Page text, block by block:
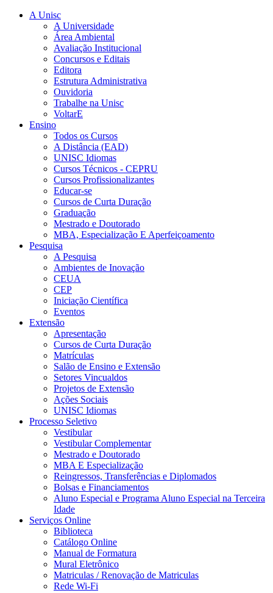
A Unisc
A Universidade
Área Ambiental
Avaliação Institucional
Concursos e Editais
Editora
Estrutura Administrativa
Ouvidoria
Trabalhe na Unisc
VoltarE
Ensino
Todos os Cursos
A Distância (EAD)
UNISC Idiomas
Cursos Técnicos - CEPRU
Cursos Profissionalizantes
Educar-se
Cursos de Curta Duração
Graduação
Mestrado e Doutorado
MBA, Especialização E Aperfeiçoamento
Pesquisa
A Pesquisa
Ambientes de Inovação
CEUA
CEP
Iniciação Científica
Eventos
Extensão
Apresentação
Cursos de Curta Duração
Matrículas
Salão de Ensino e Extensão
Setores Vincualdos
Projetos de Extensão
Ações Sociais
UNISC Idiomas
Processo Seletivo
Vestibular
Vestibular Complementar
Mestrado e Doutorado
MBA E Especialização
Reingressos, Transferências e Diplomados
Bolsas e Financiamentos
Aluno Especial e Programa Aluno Especial na Terceira
Idade
Serviços Online
Biblioteca
Catálogo Online
Manual de Formatura
Mural Eletrônico
Matriculas / Renovação de Matriculas
Rede Wi-Fi